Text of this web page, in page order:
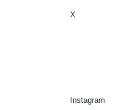
X
Instagram